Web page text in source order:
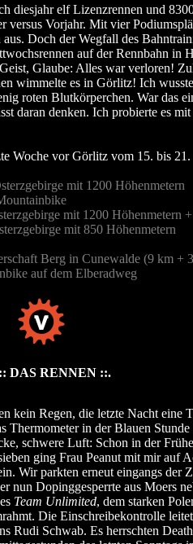
diesjahr elf Lizenzrennen und
versus Vorjahr. Mit vier
Doch der Wegfall des
auf der Rennbahn in
Glaube: Alles war verloren!
wimmelte es in Görlitz! Ich
roten Blutkörperchen. War das
daran denken. Ich probierte es
Woche vor Görlitz vom 15. bis 21.
mit 1200 Höhenmetern
mit 1200 Höhenmetern
mit 850 Höhenmetern
Berg in Cunewalde (9 km +
auf dem Elberadweg
DAS RENNEN ::.
kein Regen, die letzte Nacht eine
Thermometer in der Blauen
schwere Luft: Schon in der
ging Frau Peanut mit mir auf
Wir parkten erneut eingangs der
nun Dopinggesperrte aus Moers
Team Unlimited, dem starken
Die Einschreibekontrolle
Rudi Schwab. Es herrschten